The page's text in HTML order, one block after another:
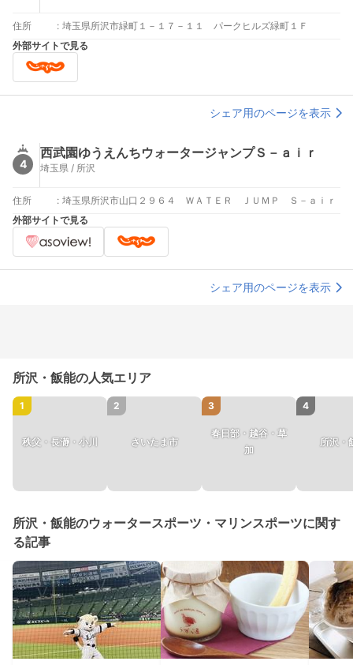
住所 : 埼玉県所沢市緑町１－１７－１１ パークヒルズ緑町１Ｆ
外部サイトで見る
シェア用のページを表示
4
西武園ゆうえんちウォータージャンプＳ－ａｉｒ
埼玉県 / 所沢
住所 : 埼玉県所沢市山口２９６４ ＷＡＴＥＲ ＪＵＭＰ Ｓ－ａｉｒ
外部サイトで見る
シェア用のページを表示
所沢・飯能の人気エリア
1
秩父・長瀞・小川
2
さいたま市
3
春日部・越谷・草
加
4
所沢・
所沢・飯能のウォータースポーツ・マリンスポーツに関す
る記事